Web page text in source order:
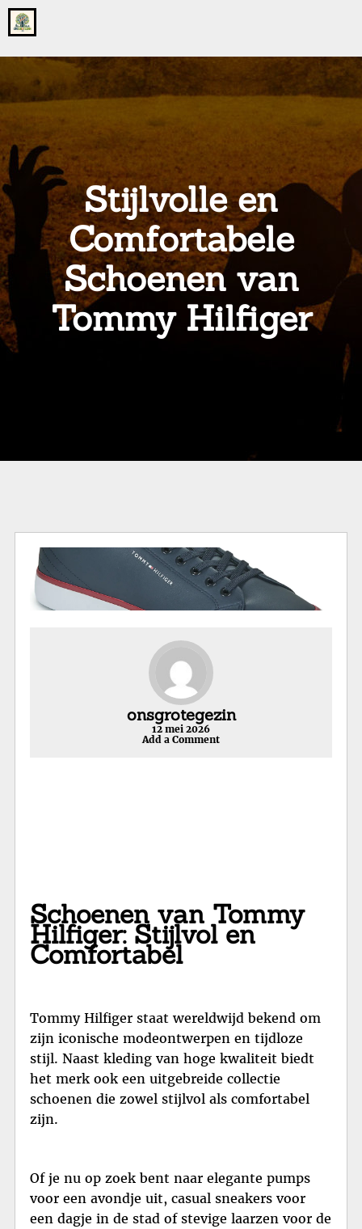
Go
to
home
onsgrotegezin.nl
Stijlvolle en
Comfortabele
Schoenen van
Tommy Hilfiger
onsgrotegezin
12 mei 2026
Add a Comment
Schoenen van Tommy
Hilfiger: Stijlvol en
Comfortabel
Tommy Hilfiger staat wereldwijd bekend om
zijn iconische modeontwerpen en tijdloze
stijl. Naast kleding van hoge kwaliteit biedt
het merk ook een uitgebreide collectie
schoenen die zowel stijlvol als comfortabel
zijn.
Of je nu op zoek bent naar elegante pumps
voor een avondje uit, casual sneakers voor
een dagje in de stad of stevige laarzen voor de